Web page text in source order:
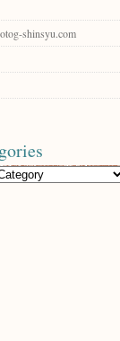
shinsyu.com